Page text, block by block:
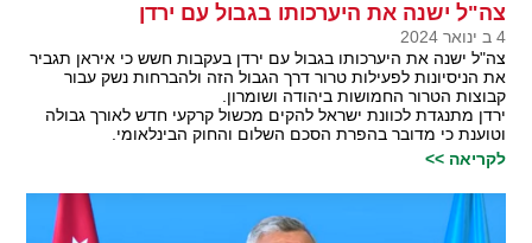
צה"ל ישנה את היערכותו בגבול עם ירדן
4 ב ינואר 2024
צה"ל ישנה את היערכותו בגבול עם ירדן בעקבות חשש כי איראן תגביר
את הניסיונות לפעילות טרור דרך הגבול הזה ולהברחות נשק עבור
קבוצות הטרור החמושות ביהודה ושומרון.
ירדן מתנגדת לכוונת ישראל להקים מכשול קרקעי חדש לאורך גבולה
וטוענת כי מדובר בהפרת הסכם השלום והחוק הבינלאומי.
לקריאה >>